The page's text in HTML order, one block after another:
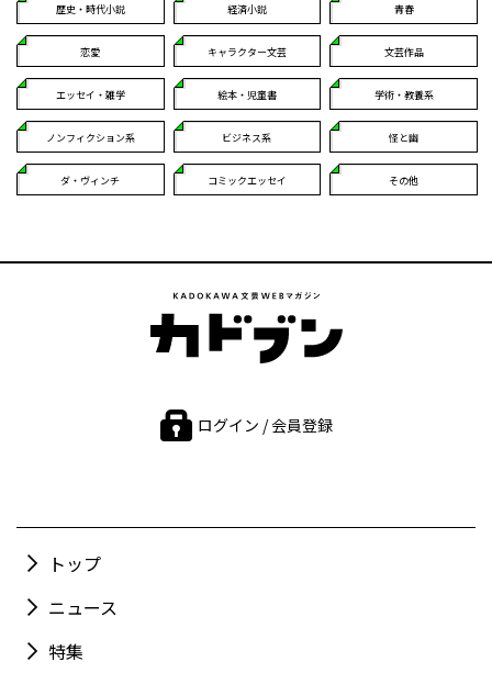
歴史・時代小説 経済小説 青春
恋愛 キャラクター文芸 文芸作品
エッセイ・雑学 絵本・児童書 学術・教養系
ノンフィクション系 ビジネス系 怪と幽
ダ・ヴィンチ コミックエッセイ その他
ログイン / 会員登録
トップ
ニュース
特集